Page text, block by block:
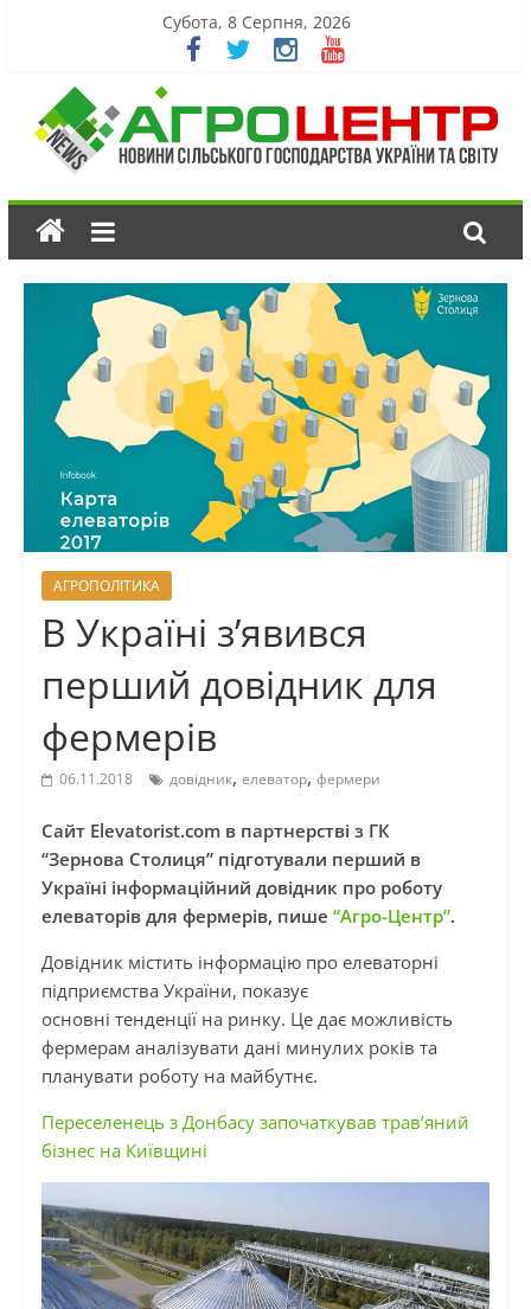
Субота, 8 Серпня, 2026
АГРОПОЛІТИКА
В Україні з’явився
перший довідник для
фермерів
06.11.2018 довідник, елеватор, фермери
Сайт Elevatorist.com в партнерстві з ГК
“Зернова Столиця” підготували перший в
Україні інформаційний довідник про роботу
елеваторів для фермерів, пише “Агро-Центр”.
Довідник містить інформацію про елеваторні
підприємства України, показує
основні тенденції на ринку. Це дає можливість
фермерам аналізувати дані минулих років та
планувати роботу на майбутнє.
Переселенець з Донбасу започаткував трав’яний
бізнес на Київщині